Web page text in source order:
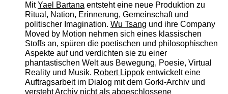
MitYael Bartanaentsteht eine neue Produktion zu
Ritual, Nation, Erinnerung, Gemeinschaft und
politischer Imagination. Wu Tsang und ihre Company
Moved by Motion nehmen sich eines klassischen
Stoffs an, spüren die poetischen und philosophischen
Aspekte auf und verdichten sie zu einer
phantastischen Welt aus Bewegung, Poesie, Virtual
Reality und Musik. Robert Lippokentwickelt eine
Auftragsarbeit im Dialog mit dem Gorki-Archiv und
versteht Archiv nicht als abgeschlossene